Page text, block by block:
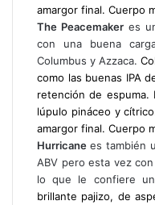
amargor final. Cuerpo
The Peacemaker es
con una buena
Columbus y Azzaca.
como las buenas IPA
retención de espuma.
lúpulo pináceo y
amargor final. Cuerpo
Hurricanees también
ABV pero esta vez
lo que le confiere
brillante pajizo, de